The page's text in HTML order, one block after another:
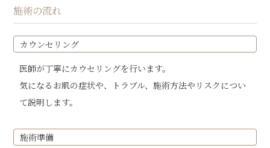
施術の流れ
カウンセリング
医師が丁寧にカウセリングを行います。
気になるお肌の症状や、トラブル、施術方法やリスクについ
て説明します。
施術準備